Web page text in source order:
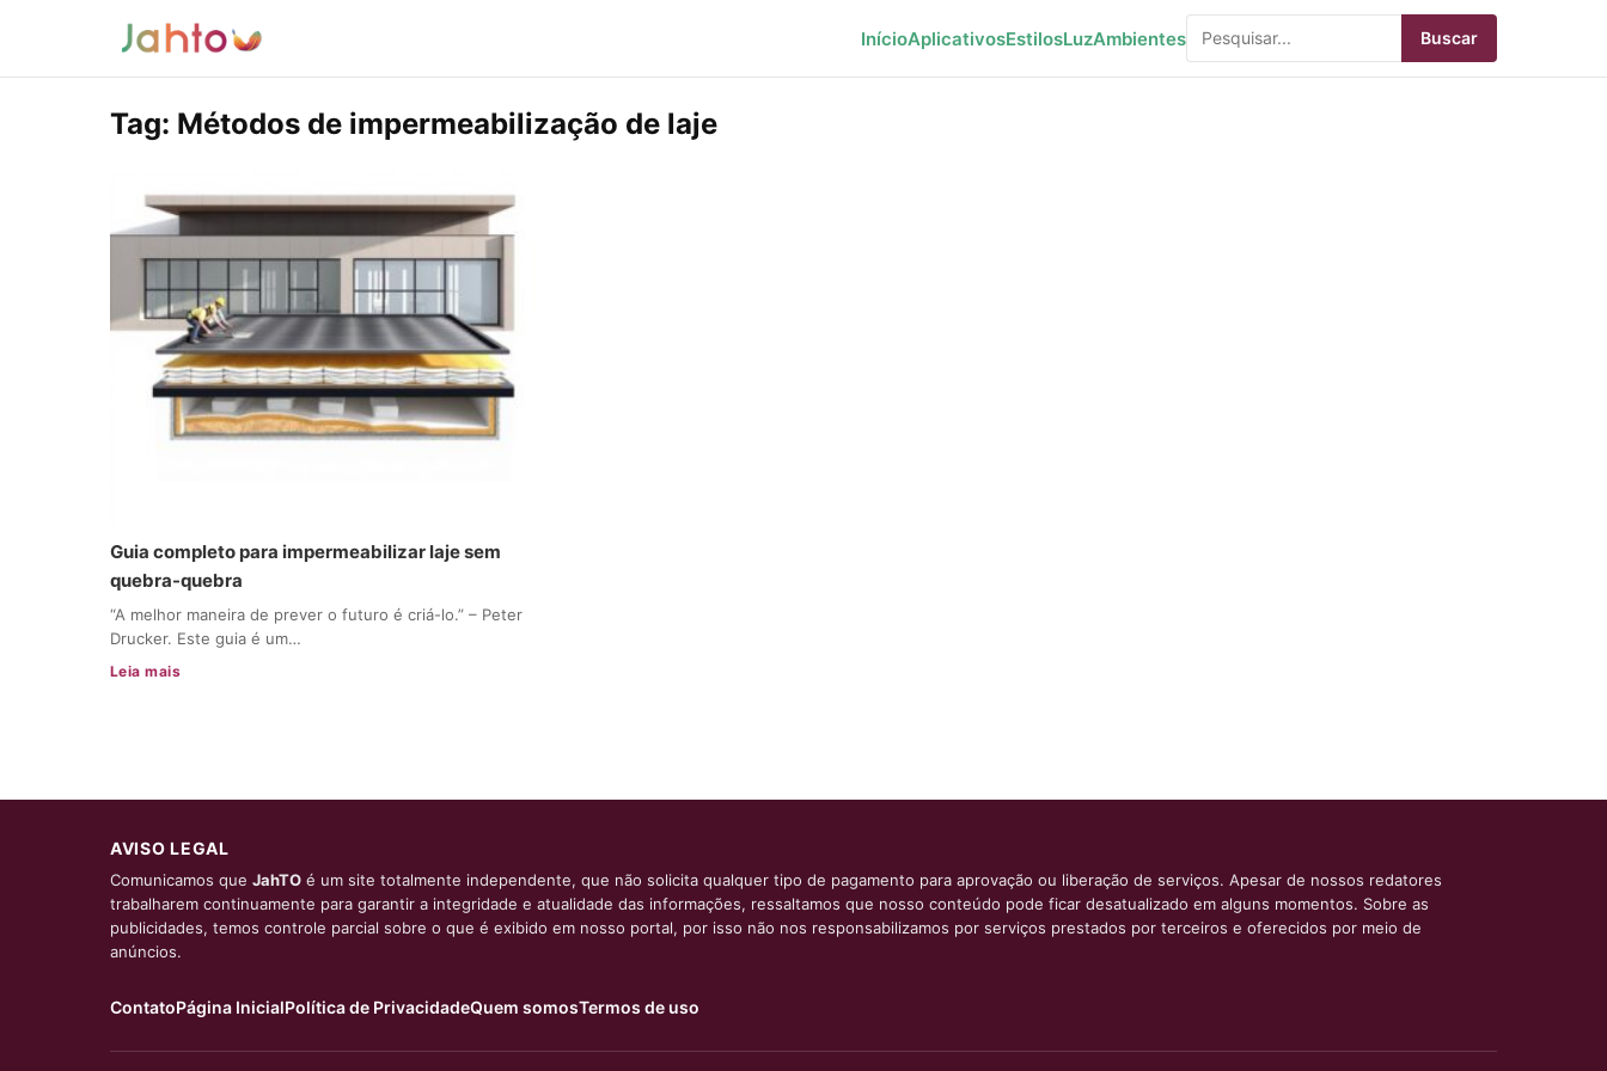
InícioAplicativosEstilosLuzAmbientes Buscar
Tag: Métodos de impermeabilização de laje
Guia completo para impermeabilizar laje sem
quebra-quebra
“A melhor maneira de prever o futuro é criá-lo.” – Peter
Drucker. Este guia é um…
Leia mais
AVISO LEGAL
Comunicamos que JahTO é um site totalmente independente, que não solicita qualquer tipo de pagamento para aprovação ou liberação de serviços. Apesar de nossos redatores
trabalharem continuamente para garantir a integridade e atualidade das informações, ressaltamos que nosso conteúdo pode ficar desatualizado em alguns momentos. Sobre as
publicidades, temos controle parcial sobre o que é exibido em nosso portal, por isso não nos responsabilizamos por serviços prestados por terceiros e oferecidos por meio de
anúncios.
ContatoPágina InicialPolítica de PrivacidadeQuem somosTermos de uso